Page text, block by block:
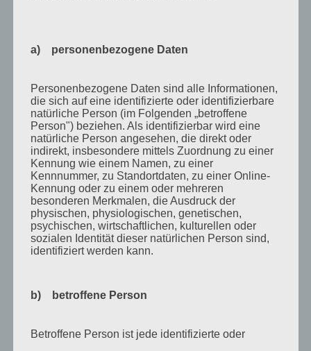
September 2010
Juli 2010
Juni 2010
Mai 2010
April 2010
März 2010
Februar 2010
Januar 2010
August 2009
a) personenbezogene Daten
Personenbezogene Daten sind alle Informationen,
die sich auf eine identifizierte oder identifizierbare
natürliche Person (im Folgenden „betroffene
Person") beziehen. Als identifizierbar wird eine
natürliche Person angesehen, die direkt oder
indirekt, insbesondere mittels Zuordnung zu einer
Kennung wie einem Namen, zu einer
Kennnummer, zu Standortdaten, zu einer Online-
Kennung oder zu einem oder mehreren
besonderen Merkmalen, die Ausdruck der
physischen, physiologischen, genetischen,
psychischen, wirtschaftlichen, kulturellen oder
sozialen Identität dieser natürlichen Person sind,
identifiziert werden kann.
b) betroffene Person
Betroffene Person ist jede identifizierte oder